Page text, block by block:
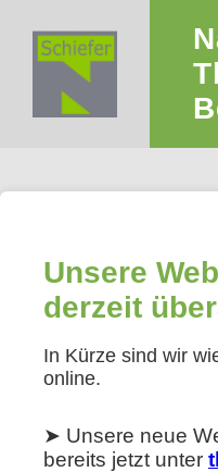
Unsere
derzeit
In Kürze sind wir
online.
➤ Unsere neue
bereits jetzt unter